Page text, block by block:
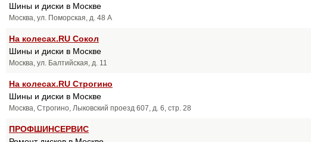
Шины и диски в Москве
Москва, ул. Поморская, д. 48 А
На колесах.RU Сокол
Шины и диски в Москве
Москва, ул. Балтийская, д. 11
На колесах.RU Строгино
Шины и диски в Москве
Москва, Строгино, Лыковский проезд 607, д. 6, стр. 28
ПРОФШИНСЕРВИС